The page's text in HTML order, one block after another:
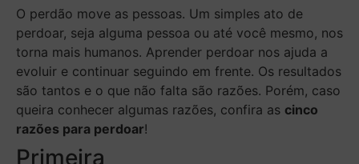
O perdão move as pessoas. Um simples ato de
perdoar, seja alguma pessoa ou até você mesmo, nos
torna mais humanos. Aprender perdoar nos ajuda a
evoluir e continuar seguindo em frente. Os resultados
são tantos e o que não falta são razões. Porém, caso
queira conhecer algumas razões, confira as cinco
razões para perdoar!
Primeira